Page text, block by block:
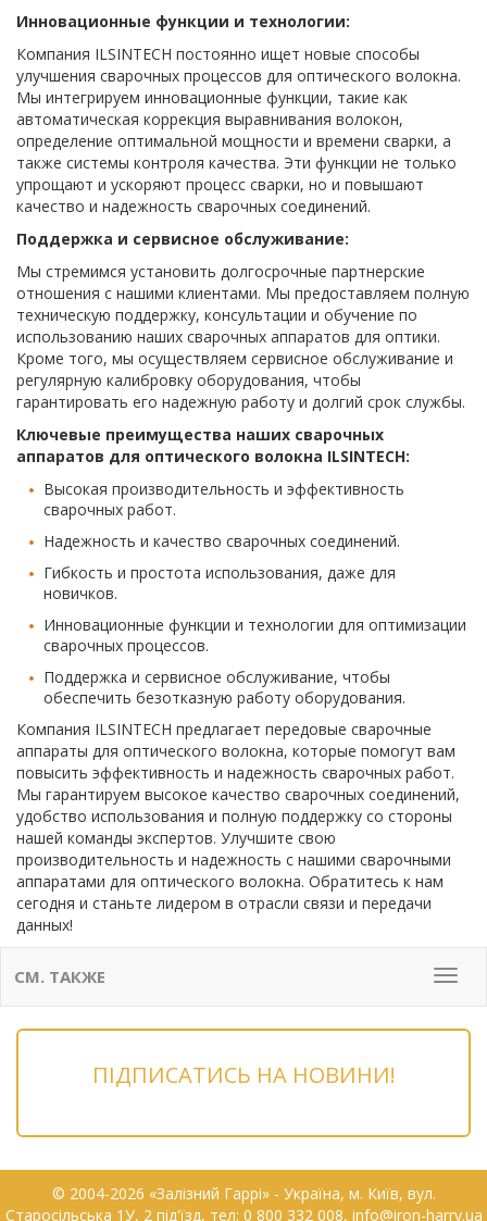
Инновационные функции и технологии:
Компания ILSINTECH постоянно ищет новые способы
улучшения сварочных процессов для оптического волокна.
Мы интегрируем инновационные функции, такие как
автоматическая коррекция выравнивания волокон,
определение оптимальной мощности и времени сварки, а
также системы контроля качества. Эти функции не только
упрощают и ускоряют процесс сварки, но и повышают
качество и надежность сварочных соединений.
Поддержка и сервисное обслуживание:
Мы стремимся установить долгосрочные партнерские
отношения с нашими клиентами. Мы предоставляем полную
техническую поддержку, консультации и обучение по
использованию наших сварочных аппаратов для оптики.
Кроме того, мы осуществляем сервисное обслуживание и
регулярную калибровку оборудования, чтобы
гарантировать его надежную работу и долгий срок службы.
Ключевые преимущества наших сварочных
аппаратов для оптического волокна ILSINTECH:
Высокая производительность и эффективность
сварочных работ.
Надежность и качество сварочных соединений.
Гибкость и простота использования, даже для
новичков.
Инновационные функции и технологии для оптимизации
сварочных процессов.
Поддержка и сервисное обслуживание, чтобы
обеспечить безотказную работу оборудования.
Компания ILSINTECH предлагает передовые сварочные
аппараты для оптического волокна, которые помогут вам
повысить эффективность и надежность сварочных работ.
Мы гарантируем высокое качество сварочных соединений,
удобство использования и полную поддержку со стороны
нашей команды экспертов. Улучшите свою
производительность и надежность с нашими сварочными
аппаратами для оптического волокна. Обратитесь к нам
сегодня и станьте лидером в отрасли связи и передачи
данных!
Меню
СМ. ТАКЖЕ
ПІДПИСАТИСЬ НА НОВИНИ!
© 2004-2026 «Залізний Гаррі» - Українa, м. Київ, вул.
Старосільська 1У, 2 під'їзд, тел: 0 800 332 008, info@iron-harry.ua